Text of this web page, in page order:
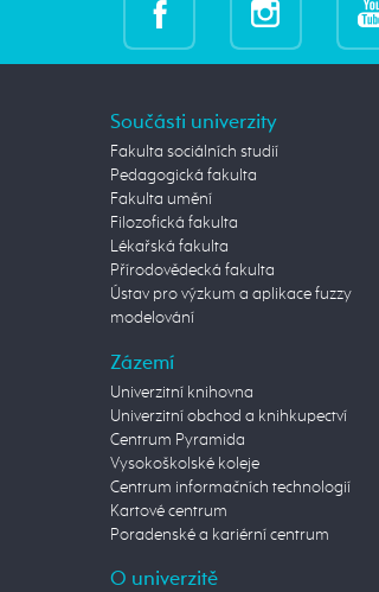
Součásti univerzity
Fakulta sociálních studií
Pedagogická fakulta
Fakulta umění
Filozofická fakulta
Lékařská fakulta
Přírodovědecká fakulta
Ústav pro výzkum a aplikace fuzzy
modelování
Zázemí
Univerzitní knihovna
Univerzitní obchod a knihkupectví
Centrum Pyramida
Vysokoškolské koleje
Centrum informačních technologií
Kartové centrum
Poradenské a kariérní centrum
O univerzitě